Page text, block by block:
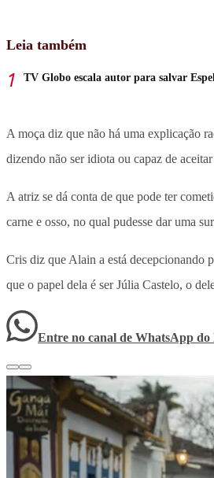
Leia também
TV Globo escala autor para salvar
A moça diz que não há uma explicação
dizendo não ser idiota ou capaz de
A atriz se dá conta de que pode ter
carne e osso, no qual pudesse dar uma
Cris diz que Alain a está decepcionando
que o papel dela é ser Júlia Castelo, o
Entre no canal de WhatsApp do